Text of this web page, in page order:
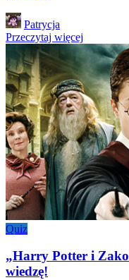
Posted
by
Patrycja
Przeczytaj więcej
Quiz
„Harry Potter i
wiedzę!